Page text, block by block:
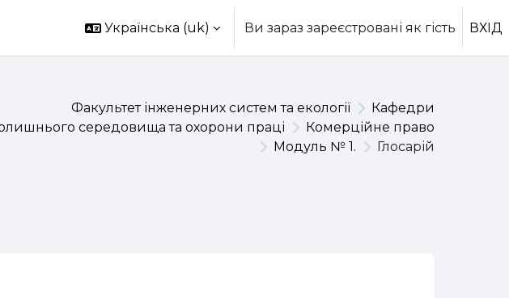
Українська ‎(uk)‎ Ви зараз зареєстровані як гість ВХІД
Факультет інженерних систем та екології
Кафедри
середовища та охорони праці
Комерційне право
Модуль № 1.
Глосарій